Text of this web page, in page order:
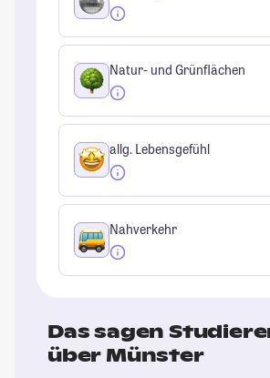
Natur- und Grünflächen
allg. Lebensgefühl
Nahverkehr
Das sagen
über Münster